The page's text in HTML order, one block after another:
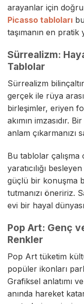
arayanlar için
Picasso tabloları
taşımanın en pratik
Sürrealizm:
Tablolar
Sürrealizm
gerçek ile rüya
birleşimler, eriyen
akımın imzasıdır.
anlam çıkarmanızı
Bu tablolar çalışma
yaratıcılığı
güçlü bir konuşma
tutmanızı öneririz.
evi bir hayal
Pop Art: Genç
Renkler
Pop Art tüketim
popüler ikonları
Grafiksel anlatımı
anında hareket